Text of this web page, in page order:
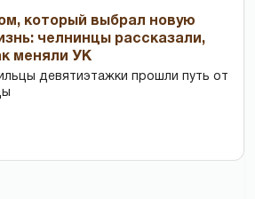
который выбрал новую
челнинцы рассказали,
меняли УК
девятиэтажки прошли путь от